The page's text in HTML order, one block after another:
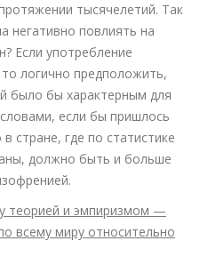
тысячелетий. Так
негативно повлиять на
Если употребление
логично предположить,
было бы характерным для
если бы пришлось
стране, где по статистике
должно быть и больше
теорией и эмпиризмом —
всему миру относительно